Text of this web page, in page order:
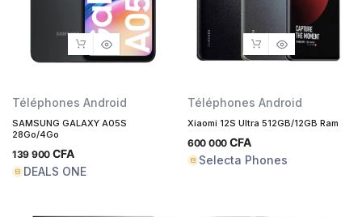
Téléphones Android
SAMSUNG GALAXY A05S
28Go/4Go
139 900 CFA
DEALS ONE
Téléphones Android
Xiaomi 12S Ultra 512GB/12GB Ram
600 000 CFA
Selecta Phones